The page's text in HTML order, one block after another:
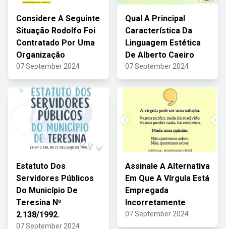
Considere A Seguinte
Situação Rodolfo Foi
Contratado Por Uma
Organização
07 September 2024
Qual A Principal
Característica Da
Linguagem Estética
De Alberto Caeiro
07 September 2024
Estatuto Dos
Servidores Públicos
Do Município De
Teresina Nº
2.138/1992.
07 September 2024
Assinale A Alternativa
Em Que A Vírgula Está
Empregada
Incorretamente
07 September 2024